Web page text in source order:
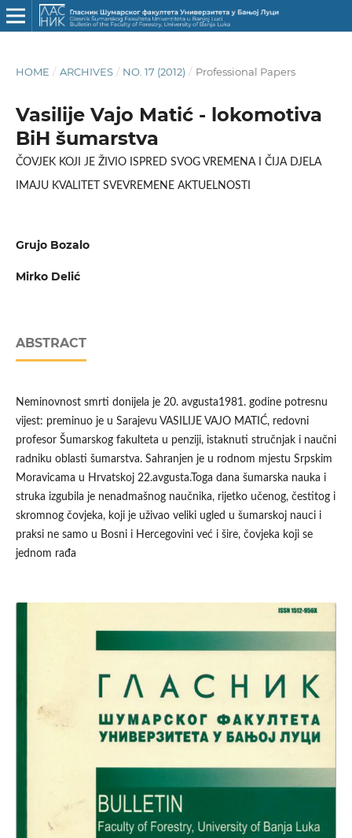
HOME / ARCHIVES / NO. 17 (2012) / Professional Papers
Vasilije Vajo Matić - lokomotiva
BiH šumarstva
ČOVJEK KOJI JE ŽIVIO ISPRED SVOG VREMENA I ČIJA DJELA
IMAJU KVALITET SVEVREMENE AKTUELNOSTI
Grujo Bozalo
Mirko Delić
ABSTRACT
Neminovnost smrti donijela je 20. avgusta1981. godine potresnu
vijest: preminuo je u Sarajevu VASILIJE VAJO MATIĆ, redovni
profesor Šumarskog fakulteta u penziji, istaknuti stručnjak i naučni
radniku oblasti šumarstva. Sahranjen je u rodnom mjestu Srpskim
Moravicama u Hrvatskoj 22.avgusta.Toga dana šumarska nauka i
struka izgubila je nenadmašnog naučnika, rijetko učenog, čestitog i
skromnog čovjeka, koji je uživao veliki ugled u šumarskoj nauci i
praksi ne samo u Bosni i Hercegovini već i šire, čovjeka koji se
jednom rađa